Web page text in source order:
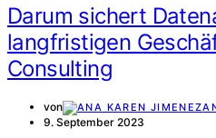
Darum sichert
langfristigen
Consulting
von
9. September 2023